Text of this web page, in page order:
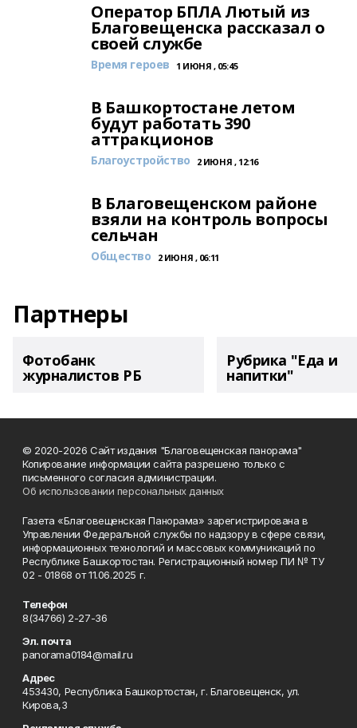
Оператор БПЛА Лютый из
Благовещенска рассказал о
своей службе
Время героев 1 ИЮНЯ , 05:45
В Башкортостане летом
будут работать 390
аттракционов
Благоустройство 2 ИЮНЯ , 12:16
В Благовещенском районе
взяли на контроль вопросы
сельчан
Общество 2 ИЮНЯ , 06:11
Партнеры
Фотобанк
журналистов РБ
Рубрика "Еда и
напитки"
© 2020-2026 Сайт издания "Благовещенская панорама"
Копирование информации сайта разрешено только с
письменного согласия администрации.
Об использовании персональных данных
Газета «Благовещенская Панорама» зарегистрирована в
Управлении Федеральной службы по надзору в сфере связи,
информационных технологий и массовых коммуникаций по
Республике Башкортостан. Регистрационный номер ПИ № ТУ
02 - 01868 от 11.06.2025 г.
Телефон
8(34766) 2-27-36
Эл. почта
panorama0184@mail.ru
Адрес
453430, Республика Башкортостан, г. Благовещенск, ул.
Кирова,3